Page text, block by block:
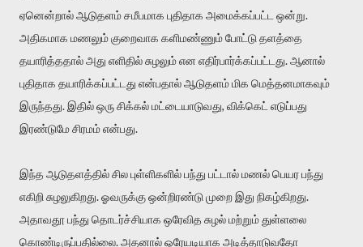
ஏனென்றால் ஆடுதளம் சமீபமாக புதிதாக அமைக்கப்பட்ட ஒன்று.
அதிகமாக மணலும் குறைவாக களிமண்ணும் போட்டு தளத்தை
தயாரித்ததால் அது எளிதில் சுழலும் என எதிர்பார்க்கப்பட்டது. ஆனால்
புதிதாக தயாரிக்கப்பட்டது என்பதால் ஆடுதளம் மிக மெத்தனமாகவும்
இருந்தது. இதில் ஒரு சிக்கல் மட்டையாடுவது, விக்கெட் எடுப்பது
இரண்டுமே சிரமம் என்பது.
இந்த ஆடுதளத்தில் சில புள்ளிகளில் பந்து பட்டால் மணல் பெயர பந்து
எகிறி சுழலுகிறது. ஓவருக்கு ஒன்றிரண்டு முறை இது நிகழ்கிறது.
அதாவதூ பந்து தொடர்ச்சியாக ஒரேவித சுழல் மற்றும் துள்ளலை
கொண்டிருப்பதில்லை. அதனால் ஒரேயடியாக அடித்தாடுவதோ